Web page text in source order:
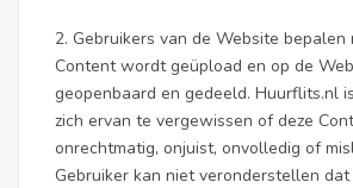
2. Gebruikers van de Website bepalen
Content wordt geüpload en op de
geopenbaard en gedeeld. Huurflits.nl
zich ervan te vergewissen of deze
onrechtmatig, onjuist, onvolledig of
Gebruiker kan niet veronderstellen